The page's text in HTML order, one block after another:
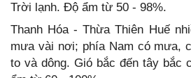
Trời lạnh. Độ ẩm từ 50 - 98%.
Thanh Hóa - Thừa Thiên Huế
mưa vài nơi; phía Nam có mưa,
to và dông. Gió bắc đến tây bắc